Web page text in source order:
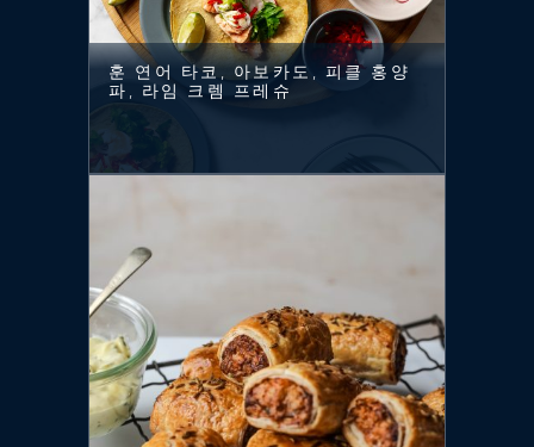
훈 연어 타코, 아보카도, 피클 홍양
파, 라임 크렘 프레슈